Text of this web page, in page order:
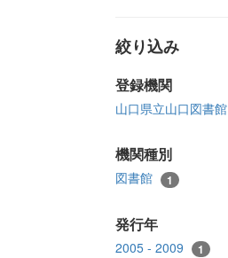
絞り込み
登録機関
山口県立山口図書館
機関種別
図書館 1
発行年
2005 - 2009 1